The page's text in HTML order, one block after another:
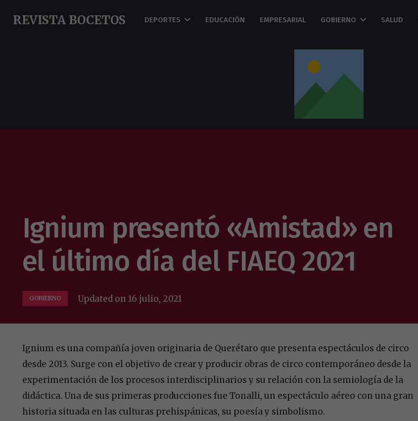
REVISTA BOCETOS DEPORTES EDUCACIÓN EMPRESARIAL GOBIERNO SALUD
Ignium presentó «Amistad» en
el último día del FIAEQ 2021
GOBIERNO Updated on16 julio, 2021
Ignium es una compañía joven originaria de Querétaro que presenta espectáculos de circo
desde 2013. Surge con el objetivo de crear y producir obras de circo contemporáneo desde la
experimentación de los procesos interdisciplinarios y su relación con la semiología de la
didáctica. Una de sus primeras producciones fue Tonalli, un espectáculo aéreo con una gran
historia situada en las culturas prehispánicas, su poesía y simbolismo.